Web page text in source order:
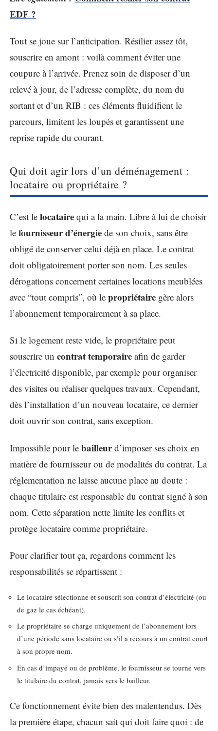
EDF ?
Tout se joue sur l’anticipation. Résilier assez tôt,
souscrire en amont : voilà comment éviter une
coupure à l’arrivée. Prenez soin de disposer d’un
relevé à jour, de l’adresse complète, du nom du
sortant et d’un RIB : ces éléments fluidifient le
parcours, limitent les loupés et garantissent une
reprise rapide du courant.
Qui doit agir lors d’un déménagement :
locataire ou propriétaire ?
C’est le locataire qui a la main. Libre à lui de choisir
le fournisseur d’énergie de son choix, sans être
obligé de conserver celui déjà en place. Le contrat
doit obligatoirement porter son nom. Les seules
dérogations concernent certaines locations meublées
avec “tout compris”, où le propriétaire gère alors
l’abonnement temporairement à sa place.
Si le logement reste vide, le propriétaire peut
souscrire un contrat temporaire afin de garder
l’électricité disponible, par exemple pour organiser
des visites ou réaliser quelques travaux. Cependant,
dès l’installation d’un nouveau locataire, ce dernier
doit ouvrir son contrat, sans exception.
Impossible pour le bailleurd’imposer ses choix en
matière de fournisseur ou de modalités du contrat. La
réglementation ne laisse aucune place au doute :
chaque titulaire est responsable du contrat signé à son
nom. Cette séparation nette limite les conflits et
protège locataire comme propriétaire.
Pour clarifier tout ça, regardons comment les
responsabilités se répartissent :
Le locataire sélectionne et souscrit son contrat d’électricité (ou
de gaz le cas échéant).
Le propriétaire se charge uniquement de l’abonnement lors
d’une période sans locataire ou s’il a recours à un contrat court
à son propre nom.
En cas d’impayé ou de problème, le fournisseur se tourne vers
le titulaire du contrat, jamais vers le bailleur.
Ce fonctionnement évite bien des malentendus. Dès
la première étape, chacun sait qui doit faire quoi : de